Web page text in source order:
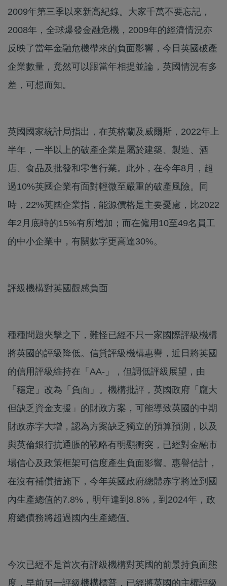
2009年第三季以來新高紀錄。大家千萬不要忘記，
2008年，全球爆發金融危機，2009年的經濟情況亦
反映了當年金融危機帶來的負面影響，今日英國破產
企業數量，竟然可以跟當年相提並論，英國情況有多
差，可想而知。
英國國家統計局指出，在英格蘭及威爾斯，2022年上
半年，一半以上的破產企業是屬於建築、製造、酒
店、食品及批發和零售行業。此外，在今年8月，超
過10%英國企業有面對輕微至嚴重的破產風險。同
時，22%英國企業指，能源價格是主要憂慮，比2022
年2月底時的15%有所增加；而在僱用10至49名員工
的中小企業中，有關數字更高達30%。
評級機構對英國觀感負面
種種問題夾擊之下，難怪已經不只一家國際評級機構
將英國的評級降低。信貸評級機構惠譽，近日將英國
的信用評級維持在「AA-」，但調低評級展望，由
「穩定」改為「負面」。機構批評，英國政府「龐大
但缺乏資金支援」的財政方案，可能導致英國的中期
財政赤字大增，認為方案缺乏獨立的預算預測，以及
與英倫銀行抗通脹的戰略有明顯衝突，已經對金融市
場信心及政策框架可信度產生負面影響。惠譽估計，
在沒有補償措施下，今年英國政府總體赤字將達到國
內生產總值的7.8%，明年達到8.8%，到2024年，政
府總債務將超過國內生產總值。
今次已經不是首次有評級機構對英國的前景持負面態
度，早前另一評級機構標普，已經將英國的主權評級